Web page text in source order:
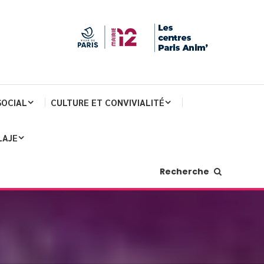
CULTURE ET CONVIVIALITÉ
Recherche